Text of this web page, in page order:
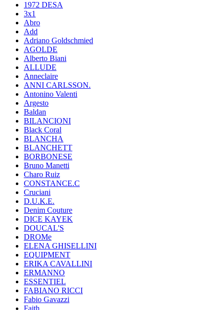
1972 DESA
3x1
Abro
Add
Adriano Goldschmied
AGOLDE
Alberto Biani
ALLUDE
Anneclaire
ANNI CARLSSON.
Antonino Valenti
Argesto
Baldan
BILANCIONI
Black Coral
BLANCHA
BLANCHETT
BORBONESE
Bruno Manetti
Charo Ruiz
CONSTANCE.C
Cruciani
D.U.K.E.
Denim Couture
DICE KAYEK
DOUCAL'S
DROMe
ELENA GHISELLINI
EQUIPMENT
ERIKA CAVALLINI
ERMANNO
ESSENTIEL
FABIANO RICCI
Fabio Gavazzi
Faith